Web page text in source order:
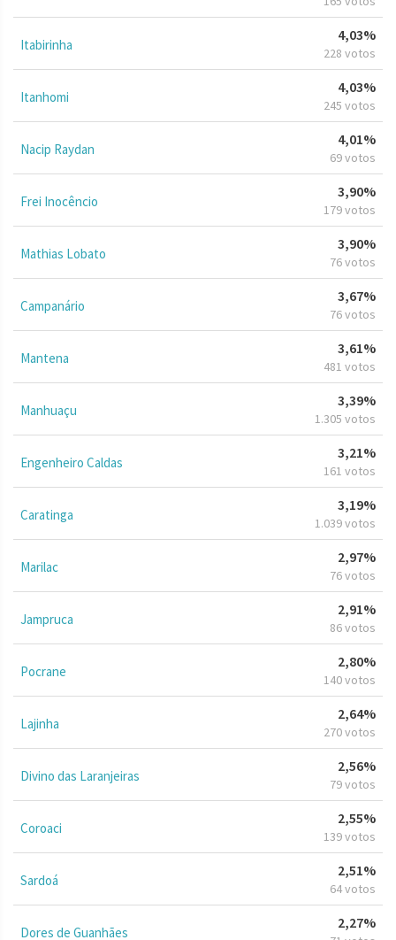
Itabirinha
4,03%
228 votos
Itanhomi
4,03%
245 votos
Nacip Raydan
4,01%
69 votos
Frei Inocêncio
3,90%
179 votos
Mathias Lobato
3,90%
76 votos
Campanário
3,67%
76 votos
Mantena
3,61%
481 votos
Manhuaçu
3,39%
1.305 votos
Engenheiro Caldas
3,21%
161 votos
Caratinga
3,19%
1.039 votos
Marilac
2,97%
76 votos
Jampruca
2,91%
86 votos
Pocrane
2,80%
140 votos
Lajinha
2,64%
270 votos
Divino das Laranjeiras
2,56%
79 votos
Coroaci
2,55%
139 votos
Sardoá
2,51%
64 votos
Dores de Guanhães
2,27%